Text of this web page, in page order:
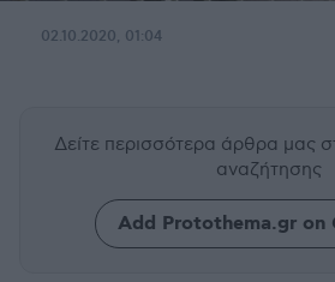
02.10.2020, 01:04
Δείτε περισσότερα άρθρα μας
αναζήτησης
Add Protothema.gr on